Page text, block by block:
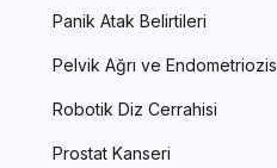
Panik Atak Belirtileri
Pelvik Ağrı ve Endometriozis
Robotik Diz Cerrahisi
Prostat Kanseri